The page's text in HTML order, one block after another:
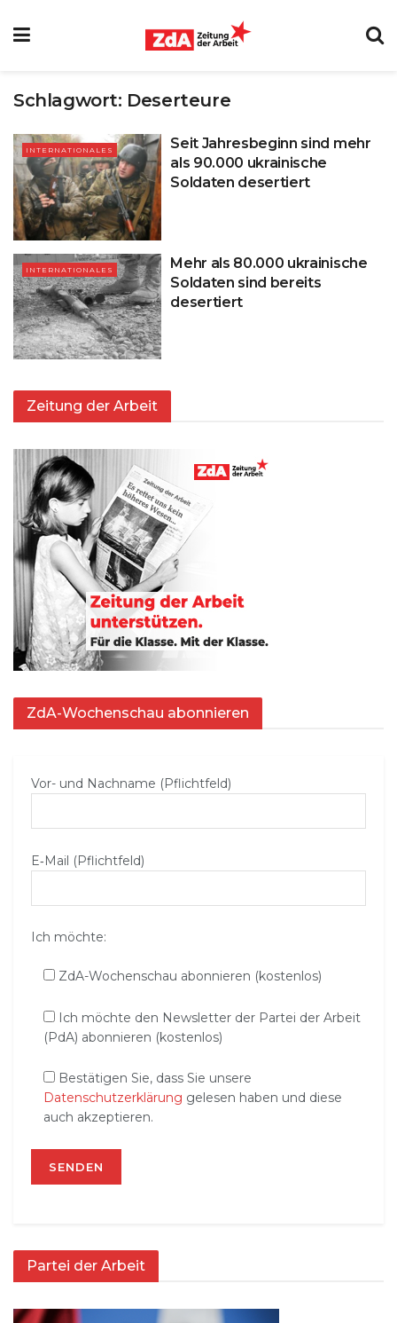
Schlagwort: Deserteure
INTERNATIONALES
Seit Jahresbeginn sind mehr
als 90.000 ukrainische
Soldaten desertiert
INTERNATIONALES
Mehr als 80.000 ukrainische
Soldaten sind bereits
desertiert
Zeitung der Arbeit
ZdA-Wochenschau abonnieren
Vor- und Nachname (Pflichtfeld)
E‑Mail (Pflichtfeld)
Ich möchte:
ZdA-Wochenschau abonnieren (kostenlos)
Ich möchte den Newsletter der Partei der Arbeit
(PdA) abonnieren (kostenlos)
Bestätigen Sie, dass Sie unsere
Datenschutzerklärung gelesen haben und diese
auch akzeptieren.
Partei der Arbeit